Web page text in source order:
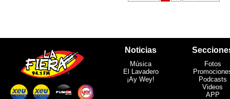
Noticias
Música
El Lavadero
¡Ay Wey!
Fotos
Podcasts
Videos
APP